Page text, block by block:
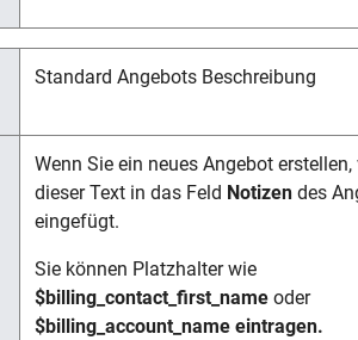
Standard Angebots Beschreibung
Wenn Sie ein neues Angebot erstellen,
dieser Text in das Feld Notizendes
eingefügt.
Sie können Platzhalter wie
$billing_contact_first_nameoder
$billing_account_name eintragen.